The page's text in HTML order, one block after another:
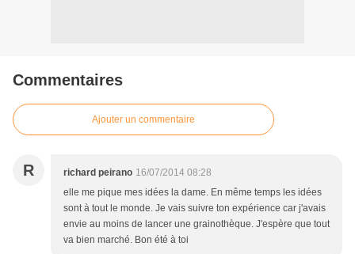
Commentaires
Ajouter un commentaire
R richard peirano 16/07/2014 08:28
elle me pique mes idées la dame. En même temps les idées
sont à tout le monde. Je vais suivre ton expérience car j'avais
envie au moins de lancer une grainothèque. J'espère que tout
va bien marché. Bon été à toi